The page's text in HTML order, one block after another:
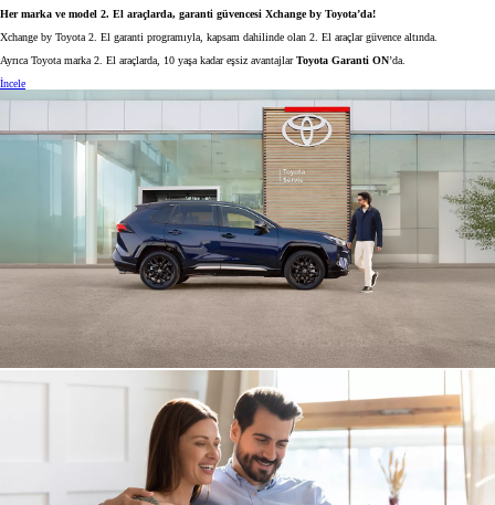
Her marka ve model 2. El araçlarda, garanti güvencesi Xchange by Toyota’da!
Xchange by Toyota 2. El garanti programıyla, kapsam dahilinde olan 2. El araçlar güvence altında.
Ayrıca Toyota marka 2. El araçlarda, 10 yaşa kadar eşsiz avantajlarToyota Garanti ON’da.
İncele